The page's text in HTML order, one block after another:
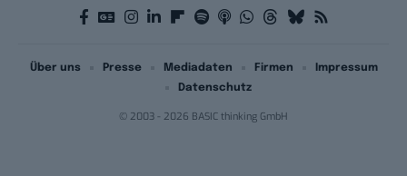
© 2003 - 2026 BASIC thinking GmbH
Über uns Presse Mediadaten Firmen
Impressum
Datenschutz